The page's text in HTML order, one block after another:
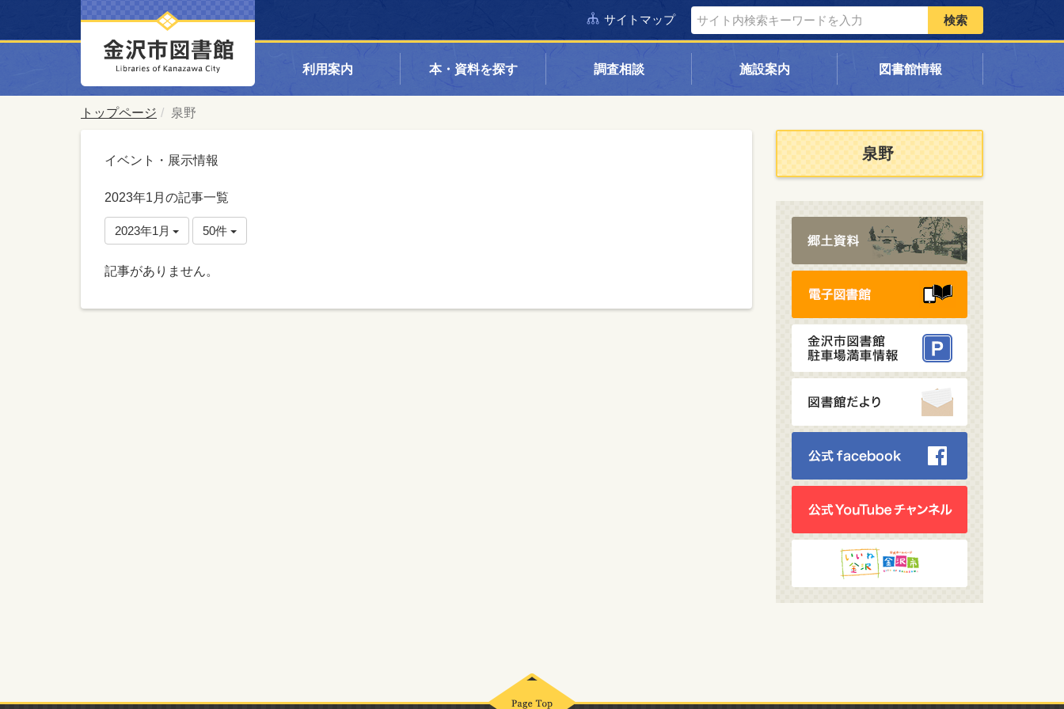
サイトマップ 検索
利用案内 本・資料を探す 調査相談 施設案内 図書館情報
トップページ 泉野
イベント・展示情報
2023年1月の記事一覧
2023年1月 50件
記事がありません。
泉野